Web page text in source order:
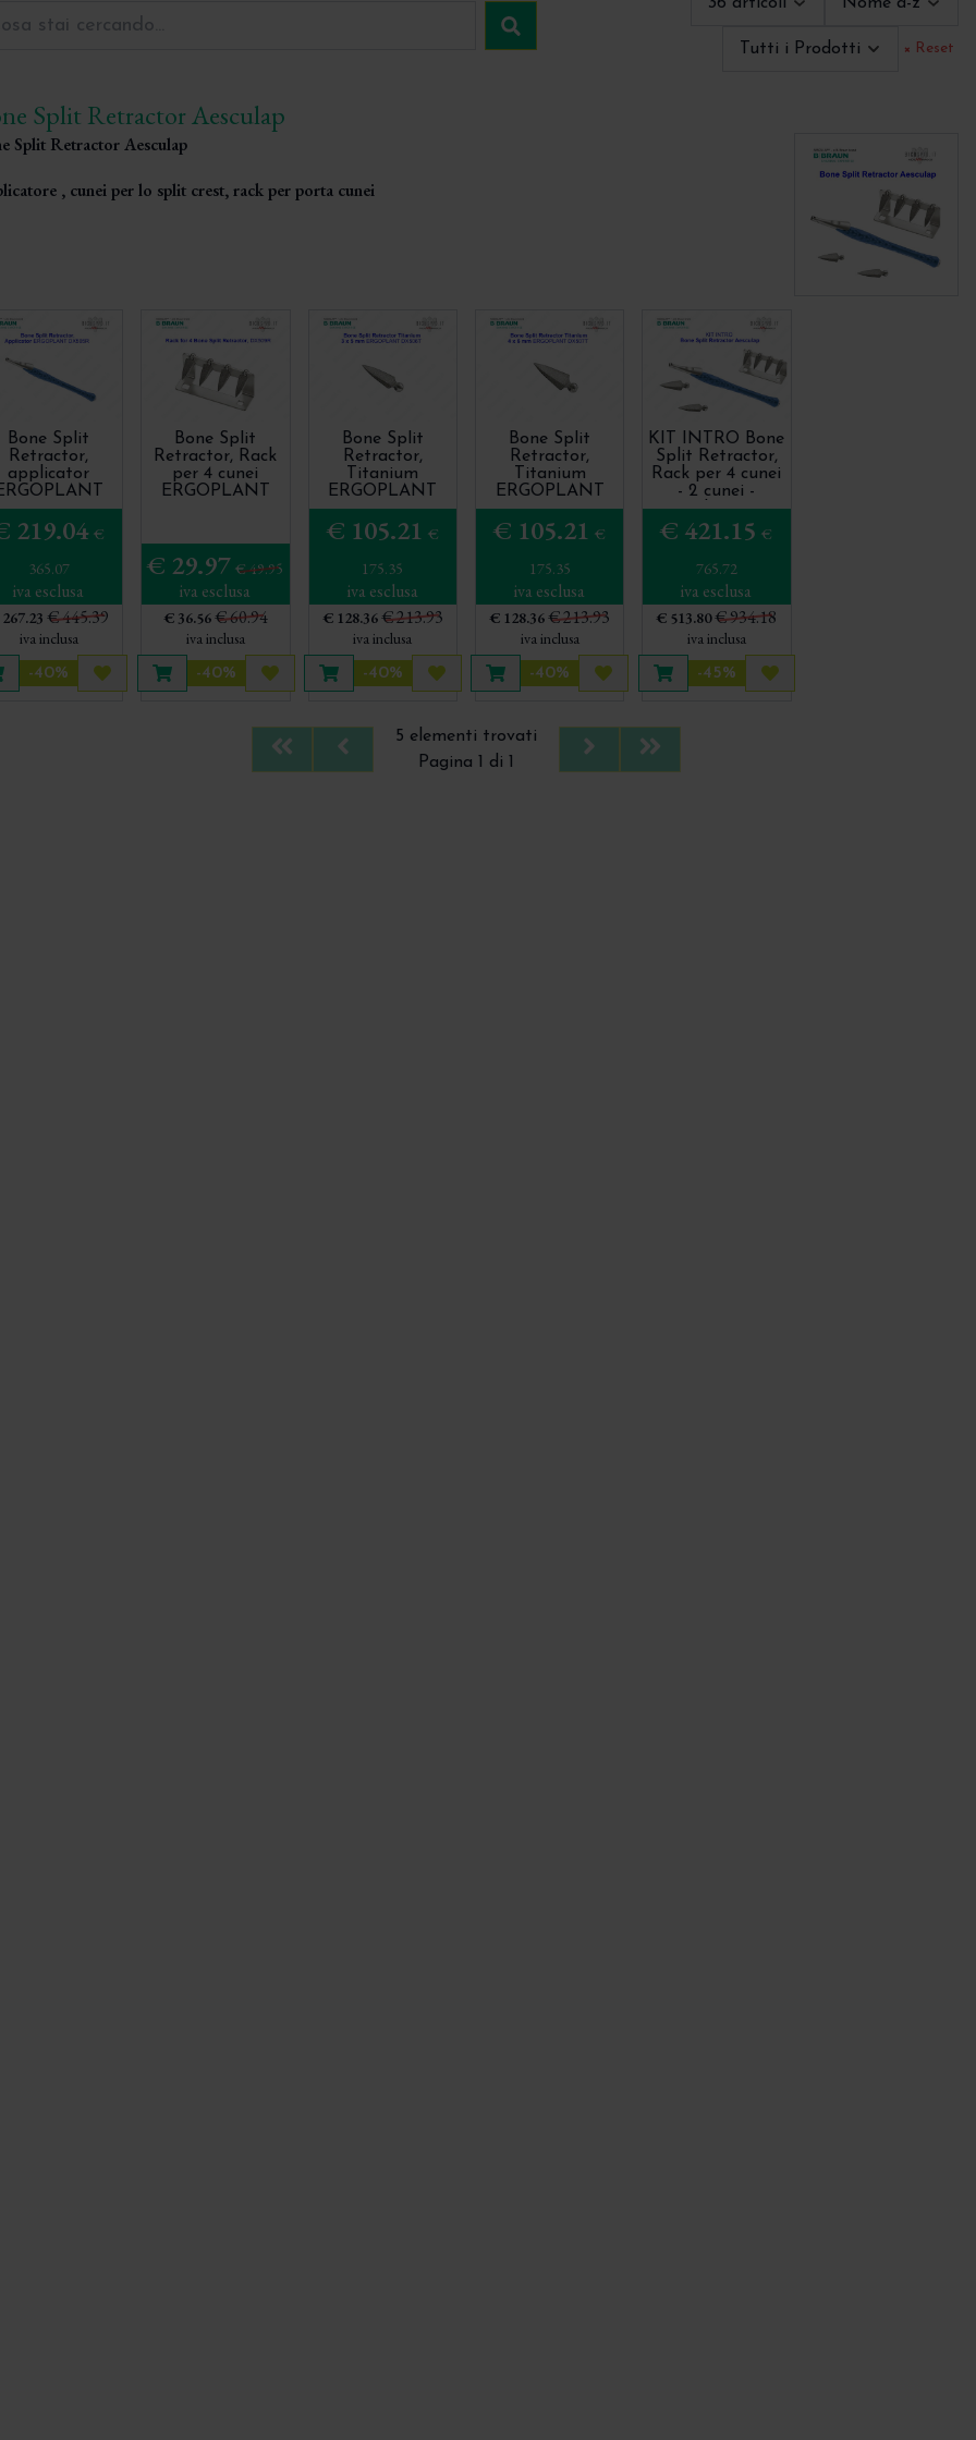
Cerca Tutti i Prodotti × Reset
Bone Split
Retractor,
applicator
DX505R
219.04 €
365.07
iva esclusa
€ 445.39
iva inclusa
al carrello
-40%
Acquista più tardi
Bone Split
Retractor, Rack
per 4 cunei
ERGOPLANT
€ 29.97 € 49.95
iva esclusa
€ 36.56€ 60.94
iva inclusa
Aggiungi al carrello
-40%
Acquista più tardi
Bone Split
Retractor,
Titanium
ERGOPLANT
DX506T
€ 105.21 €
175.35
iva esclusa
€ 128.36€ 213.93
iva inclusa
Aggiungi al carrello
-40%
Acquista più tardi
Bone Split
Retractor,
Titanium
ERGOPLANT
DX507T
€ 105.21 €
175.35
iva esclusa
€ 128.36€ 213.93
iva inclusa
Aggiungi al carrello
-40%
Acquista più tardi
KIT INTRO Bone
Split Retractor,
Rack per 4 cunei
- 2 cunei -
Applicatore
€ 421.15 €
765.72
iva esclusa
€ 513.80€ 934.18
iva inclusa
Aggiungi al carrello
-45%
Acquista più tardi
First Previous
5 elementi trovati
Pagina 1 di 1
NextLast
Split Retractor Aesculap
Split Retractor Aesculap
, cunei per lo split crest, rack per porta cunei